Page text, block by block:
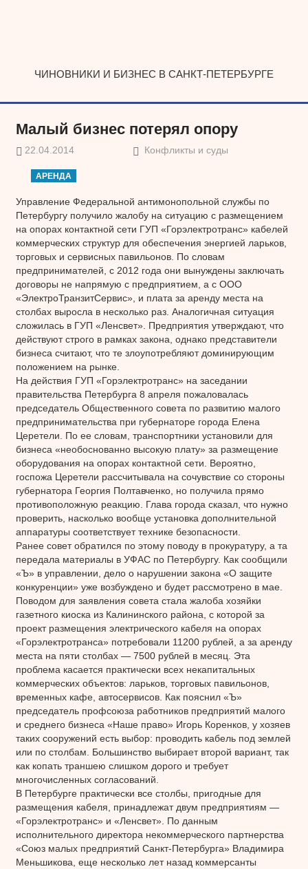
ЧИНОВНИКИ И БИЗНЕС В САНКТ-ПЕТЕРБУРГЕ
Малый бизнес потерял опору
22.04.2014 Конфликты и суды
АРЕНДА
Управление Федеральной антимонопольной службы по
Петербургу получило жалобу на ситуацию с размещением
на опорах контактной сети ГУП «Горэлектротранс» кабелей
коммерческих структур для обеспечения энергией ларьков,
торговых и сервисных павильонов. По словам
предпринимателей, с 2012 года они вынуждены заключать
договоры не напрямую с предприятием, а с ООО
«ЭлектроТранзитСервис», и плата за аренду места на
столбах выросла в несколько раз. Аналогичная ситуация
сложилась в ГУП «Ленсвет». Предприятия утверждают, что
действуют строго в рамках закона, однако представители
бизнеса считают, что те злоупотребляют доминирующим
положением на рынке.
На действия ГУП «Горэлектротранс» на заседании
правительства Петербурга 8 апреля пожаловалась
председатель Общественного совета по развитию малого
предпринимательства при губернаторе города Елена
Церетели. По ее словам, транспортники установили для
бизнеса «необоснованно высокую плату» за размещение
оборудования на опорах контактной сети. Вероятно,
госпожа Церетели рассчитывала на сочувствие со стороны
губернатора Георгия Полтавченко, но получила прямо
противоположную реакцию. Глава города сказал, что нужно
проверить, насколько вообще установка дополнительной
аппаратуры соответствует технике безопасности.
Ранее совет обратился по этому поводу в прокуратуру, а та
передала материалы в УФАС по Петербургу. Как сообщили
«Ъ» в управлении, дело о нарушении закона «О защите
конкуренции» уже возбуждено и будет рассмотрено в мае.
Поводом для заявления совета стала жалоба хозяйки
газетного киоска из Калининского района, с которой за
проект размещения электрического кабеля на опорах
«Горэлектротранса» потребовали 11200 рублей, а за аренду
места на пяти столбах — 7500 рублей в месяц. Эта
проблема касается практически всех некапитальных
коммерческих объектов: ларьков, торговых павильонов,
временных кафе, автосервисов. Как пояснил «Ъ»
председатель профсоюза работников предприятий малого
и среднего бизнеса «Наше право» Игорь Коренков, у хозяев
таких сооружений есть выбор: проводить кабель под землей
или по столбам. Большинство выбирает второй вариант, так
как копать траншею слишком дорого и требует
многочисленных согласований.
В Петербурге практически все столбы, пригодные для
размещения кабеля, принадлежат двум предприятиям —
«Горэлектротранс» и «Ленсвет». По данным
исполнительного директора некоммерческого партнерства
«Союз малых предприятий Санкт-Петербурга» Владимира
Меньшикова, еще несколько лет назад коммерсанты